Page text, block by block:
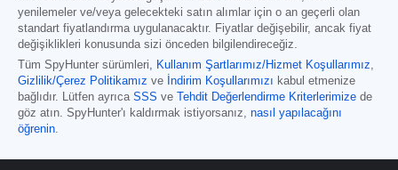
yenilemeler ve/veya gelecekteki satın alımlar için o an geçerli olan
standart fiyatlandırma uygulanacaktır. Fiyatlar değişebilir, ancak fiyat
değişiklikleri konusunda sizi önceden bilgilendireceğiz.
Tüm SpyHunter sürümleri, Kullanım Şartlarımız/Hizmet Koşullarımız,
Gizlilik/Çerez Politikamız ve İndirim Koşullarımızı kabul etmenize
bağlıdır. Lütfen ayrıca SSS ve Tehdit Değerlendirme Kriterlerimize de
göz atın. SpyHunter'ı kaldırmak istiyorsanız, nasıl yapılacağını
öğrenin.